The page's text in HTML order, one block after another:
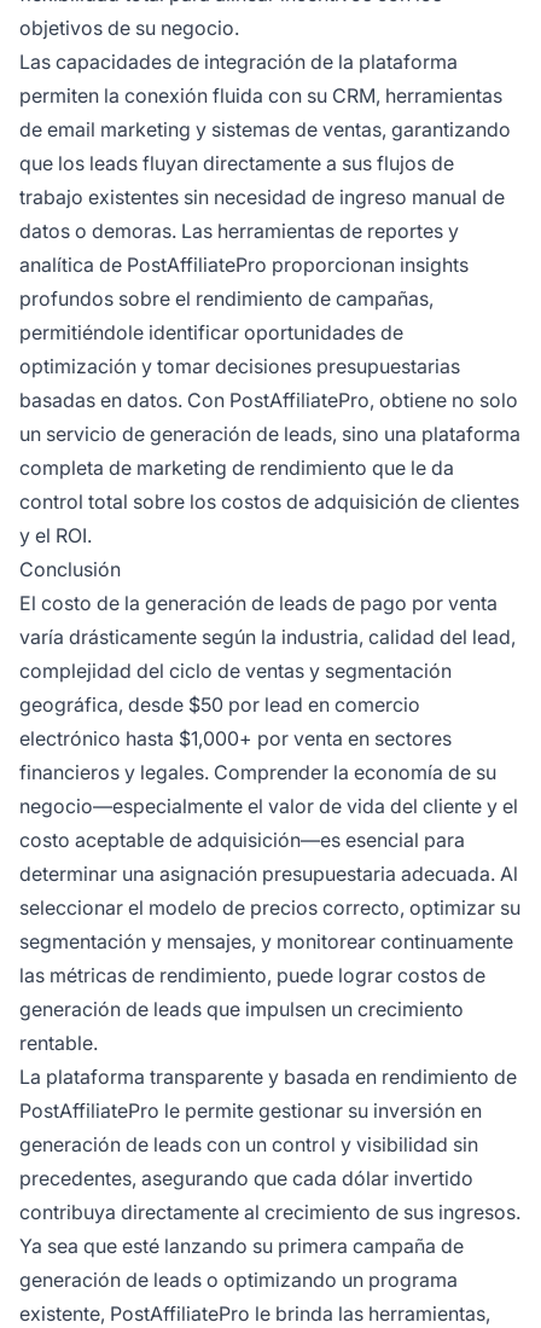
objetivos de su negocio.
Las capacidades de integración de la plataforma
permiten la conexión fluida con su CRM, herramientas
de email marketing y sistemas de ventas, garantizando
que los leads fluyan directamente a sus flujos de
trabajo existentes sin necesidad de ingreso manual de
datos o demoras. Las herramientas de reportes y
analítica de PostAffiliatePro proporcionan insights
profundos sobre el rendimiento de campañas,
permitiéndole identificar oportunidades de
optimización y tomar decisiones presupuestarias
basadas en datos. Con PostAffiliatePro, obtiene no solo
un servicio de generación de leads, sino una plataforma
completa de marketing de rendimiento que le da
control total sobre los costos de adquisición de clientes
y el ROI.
Conclusión
El costo de la generación de leads de pago por venta
varía drásticamente según la industria, calidad del lead,
complejidad del ciclo de ventas y segmentación
geográfica, desde $50 por lead en comercio
electrónico hasta $1,000+ por venta en sectores
financieros y legales. Comprender la economía de su
negocio—especialmente el valor de vida del cliente y el
costo aceptable de adquisición—es esencial para
determinar una asignación presupuestaria adecuada. Al
seleccionar el modelo de precios correcto, optimizar su
segmentación y mensajes, y monitorear continuamente
las métricas de rendimiento, puede lograr costos de
generación de leads que impulsen un crecimiento
rentable.
La plataforma transparente y basada en rendimiento de
PostAffiliatePro le permite gestionar su inversión en
generación de leads con un control y visibilidad sin
precedentes, asegurando que cada dólar invertido
contribuya directamente al crecimiento de sus ingresos.
Ya sea que esté lanzando su primera campaña de
generación de leads o optimizando un programa
existente, PostAffiliatePro le brinda las herramientas,